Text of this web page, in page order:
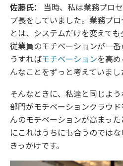
佐藤氏： 当時、私は業務プロ
プ長をしていました。業務プ
とは、システムだけを変えても
従業員のモチベーションが一
うすればモチベーションを高
んなことをずっと考えていまし
そんなときに、私達と同じよ
部門がモチベーションクラウ
んのモチベーションが高まっ
にこれはうちにも合うのでは
きっかけです。